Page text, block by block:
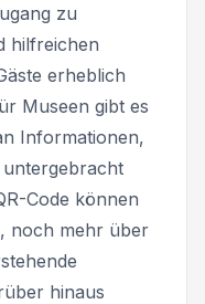
zu
hilfreichen
erheblich
Museen gibt es
Informationen,
untergebracht
Code können
noch mehr über
hinaus